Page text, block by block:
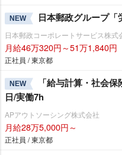
NEW 日本郵政グループ
日本郵政コーポレートサービス株式
月給46万320円～51万1,840円
正社員 / 東京都
NEW
「給与計算・社会
日/実働7h
APアウトソーシング株式会社
月給28万5,000円～
正社員 / 東京都